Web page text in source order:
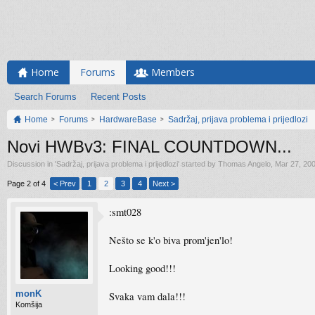
Home Forums
Search Forums Recent Posts
Members
Home Forums HardwareBase Sadržaj, prijava problema i prijedlozi
Novi HWBv3: FINAL COUNTDOWN...
Discussion in 'Sadržaj, prijava problema i prijedlozi' started by Thomas Angelo Mar 27,
Page 2 of 4 < Prev 1 2 3 4 Next >
monK
Komšija
:smt028
Nešto se k'o biva prom'jen'lo!
Looking good!!!
Svaka vam dala!!!